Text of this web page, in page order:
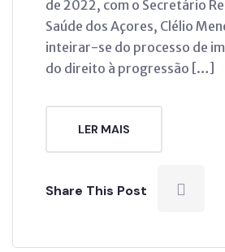
de 2022, com o Secretário
Saúde dos Açores, Clélio
inteirar-se do processo de
do direito à progressão […]
LER MAIS
Share This Post